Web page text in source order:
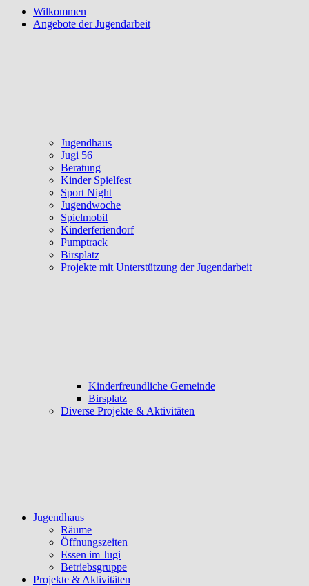
Wilkommen
Angebote der Jugendarbeit
Jugendhaus
Jugi 56
Beratung
Kinder Spielfest
Sport Night
Jugendwoche
Spielmobil
Kinderferiendorf
Pumptrack
Birsplatz
Projekte mit Unterstützung der Jugendarbeit
Kinderfreundliche Gemeinde
Birsplatz
Diverse Projekte & Aktivitäten
Jugendhaus
Räume
Öffnungszeiten
Essen im Jugi
Betriebsgruppe
Projekte & Aktivitäten